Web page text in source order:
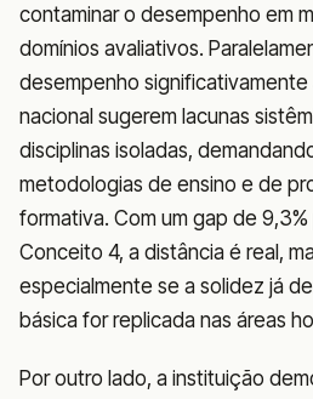
contaminar o desempenho em
domínios avaliativos.
desempenho significativamente
nacional sugerem lacunas
disciplinas isoladas,
metodologias de ensino e de
formativa. Com um gap de
Conceito 4, a distância é real,
especialmente se a solidez já
básica for replicada nas áreas
Por outro lado, a instituição